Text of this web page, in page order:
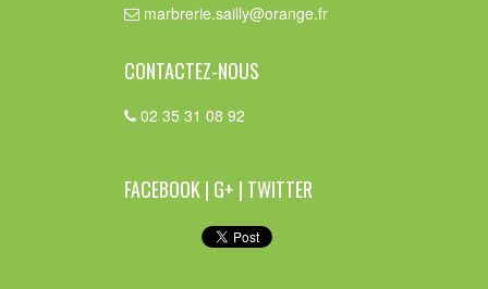
marbrerie.sailly@orange.fr
CONTACTEZ-NOUS
02 35 31 08 92
FACEBOOK | G+ | TWITTER